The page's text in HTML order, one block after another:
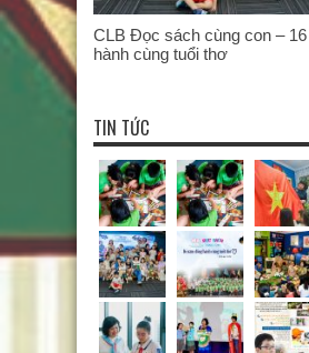
CLB Đọc sách cùng con –
hành cùng tuổi thơ
TIN TỨC